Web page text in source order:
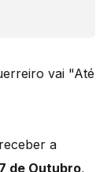
vai "Até
a
de Outubro,